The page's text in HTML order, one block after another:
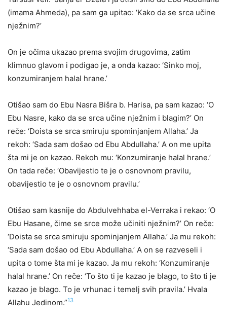
(imama Ahmeda), pa sam ga upitao: ‘Kako da se srca učine
nježnim?’
On je očima ukazao prema svojim drugovima, zatim
klimnuo glavom i podigao je, a onda kazao: ‘Sinko moj,
konzumiranjem halal hrane.’
Otišao sam do Ebu Nasra Bišra b. Harisa, pa sam kazao: ‘O
Ebu Nasre, kako da se srca učine nježnim i blagim?’ On
reče: ‘Doista se srca smiruju spominjanjem Allaha.’ Ja
rekoh: ‘Sada sam došao od Ebu Abdullaha.’ A on me upita
šta mi je on kazao. Rekoh mu: ‘Konzumiranje halal hrane.’
On tada reče: ‘Obavijestio te je o osnovnom pravilu,
obavijestio te je o osnovnom pravilu.’
Otišao sam kasnije do Abdulvehhaba el-Verraka i rekao: ‘O
Ebu Hasane, čime se srce može učiniti nježnim?’ On reče:
‘Doista se srca smiruju spominjanjem Allaha.’ Ja mu rekoh:
‘Sada sam došao od Ebu Abdullaha.’ A on se razveseli i
upita o tome šta mi je kazao. Ja mu rekoh: ‘Konzumiranje
halal hrane.’ On reče: ‘To što ti je kazao je blago, to što ti je
kazao je blago. To je vrhunac i temelj svih pravila.’ Hvala
Allahu Jedinom.”13